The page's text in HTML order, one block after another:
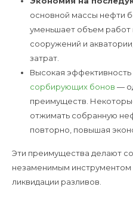
основной массы нефти
уменьшает объем работ
сооружений и
затрат.
Высокая
сорбирующих бонов —
преимуществ.
отжимать собранную
повторно, повышая
Эти преимущества делают
незаменимым инструментом
ликвидации разливов.